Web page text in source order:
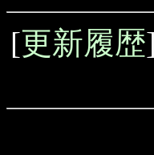
[更新履歴